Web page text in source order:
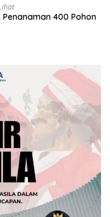
Penanaman 400 Pohon